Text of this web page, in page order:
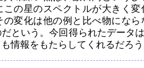
この星のスペクトルが大きく変
の変化は他の例と比べ物になら
という。今回得られたデータ
情報をもたらしてくれるだろう